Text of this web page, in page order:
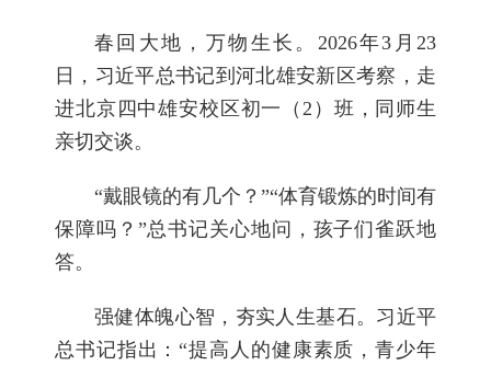
春回大地，万物生长。2026年3月23
日，习近平总书记到河北雄安新区考察，走
进北京四中雄安校区初一（2）班，同师生
亲切交谈。
“戴眼镜的有几个？”“体育锻炼的时间有
保障吗？”总书记关心地问，孩子们雀跃地
答。
强健体魄心智，夯实人生基石。习近平
总书记指出：“提高人的健康素质，青少年